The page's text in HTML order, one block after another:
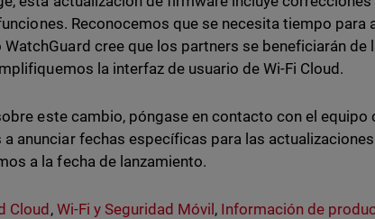
Reconocemos que se necesita tiempo para
cree que los partners se beneficiarán de
la interfaz de usuario de Wi-Fi Cloud.
este cambio, póngase en contacto con el equipo
anunciar fechas específicas para las
a la fecha de lanzamiento.
Cloud, Wi-Fi y Seguridad Móvil, Información de